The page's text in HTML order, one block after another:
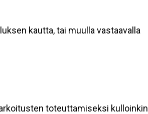
kautta, tai muulla vastaavalla
toteuttamiseksi kulloinkin